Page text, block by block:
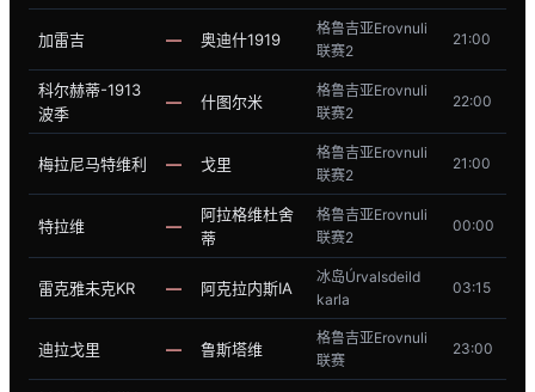
加雷吉 — 奥迪什1919
格鲁吉亚Erovnuli
联赛2
21:00
科尔赫蒂-1913
波季
— 什图尔米
格鲁吉亚Erovnuli
联赛2
22:00
梅拉尼马特维利 — 戈里
格鲁吉亚Erovnuli
联赛2
21:00
特拉维 —
阿拉格维杜舍
蒂
格鲁吉亚Erovnuli
联赛2
00:00
雷克雅未克KR — 阿克拉内斯IA
冰岛Úrvalsdeild
karla
03:15
迪拉戈里 — 鲁斯塔维
格鲁吉亚Erovnuli
联赛
23:00